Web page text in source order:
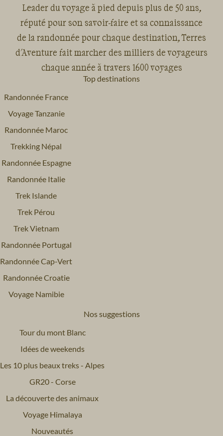
Leader du voyage à pied depuis plus de 50 ans,
réputé pour son savoir-faire et sa connaissance
de la randonnée pour chaque destination, Terres
d'Aventure fait marcher des milliers de voyageurs
chaque année à travers 1600 voyages
Top destinations
Randonnée France
Voyage Tanzanie
Randonnée Maroc
Trekking Népal
Randonnée Espagne
Randonnée Italie
Trek Islande
Trek Pérou
Trek Vietnam
Randonnée Portugal
Randonnée Cap-Vert
Randonnée Croatie
Voyage Namibie
Nos suggestions
Tour du mont Blanc
Idées de weekends
Les 10 plus beaux treks - Alpes
GR20 - Corse
La découverte des animaux
Voyage Himalaya
Nouveautés